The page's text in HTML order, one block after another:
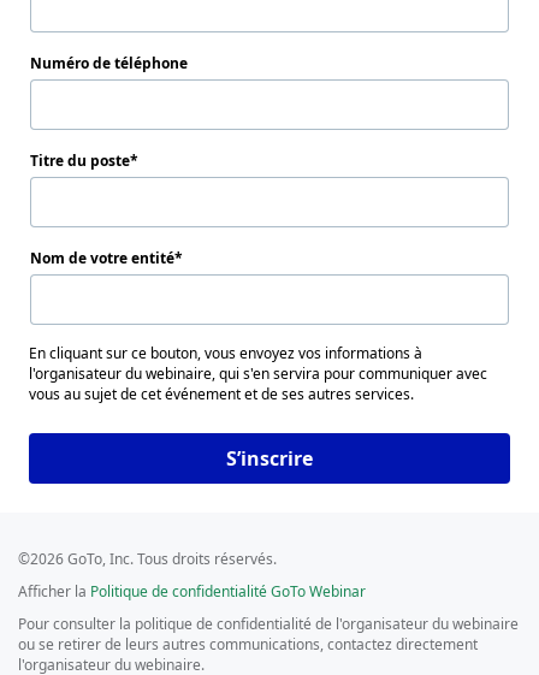
Numéro de téléphone
Titre du poste
Nom de votre entité
En cliquant sur ce bouton, vous envoyez vos informations à
l'organisateur du webinaire, qui s'en servira pour communiquer avec
vous au sujet de cet événement et de ses autres services.
S’inscrire
©2026 GoTo, Inc. Tous droits réservés.
Afficher la Politique de confidentialité GoTo Webinar
Pour consulter la politique de confidentialité de l'organisateur du webinaire
ou se retirer de leurs autres communications, contactez directement
l'organisateur du webinaire.